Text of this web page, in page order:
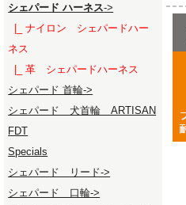
シェパード ハーネス->
|_ ナイロン シェパードハー
ネス
|_ 革 シェパードハーネス
シェパード 首輪->
シェパード 犬首輪 ARTISAN
FDT
Specials
シェパード リード->
シェパード 口輪->